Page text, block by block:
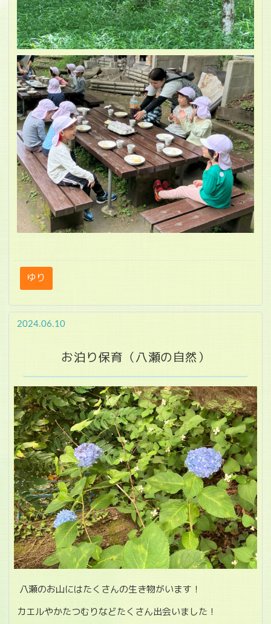
ゆり
2024.06.10
お泊り保育（八瀬の自然）
八瀬のお山にはたくさんの生き物がいます！
カエルやかたつむりなどたくさん出会いました！